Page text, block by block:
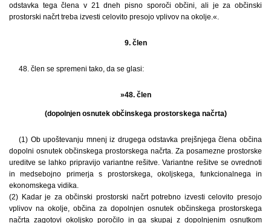
odstavka tega člena v 21 dneh pisno sporoči občini, ali je za občinski
prostorski načrt treba izvesti celovito presojo vplivov na okolje.«.
9. člen
48. člen se spremeni tako, da se glasi:
»48. člen
(dopolnjen osnutek občinskega prostorskega načrta)
(1) Ob upoštevanju mnenj iz drugega odstavka prejšnjega člena občina
dopolni osnutek občinskega prostorskega načrta. Za posamezne prostorske
ureditve se lahko pripravijo variantne rešitve. Variantne rešitve se ovrednoti
in medsebojno primerja s prostorskega, okoljskega, funkcionalnega in
ekonomskega vidika.
(2) Kadar je za občinski prostorski načrt potrebno izvesti celovito presojo
vplivov na okolje, občina za dopolnjen osnutek občinskega prostorskega
načrta zagotovi okoljsko poročilo in ga skupaj z dopolnjenim osnutkom